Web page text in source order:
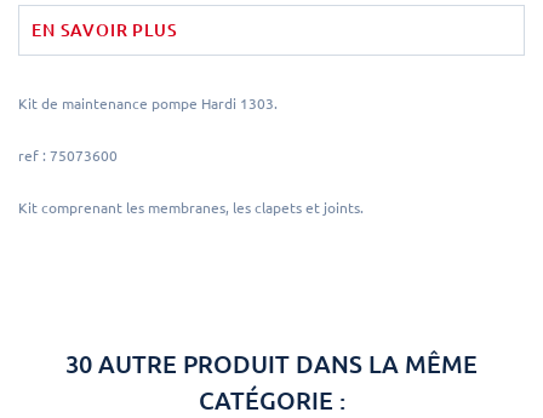
EN SAVOIR PLUS
Kit de maintenance pompe Hardi 1303.
ref : 75073600
Kit comprenant les membranes, les clapets et joints.
30 AUTRE PRODUIT DANS LA MÊME
CATÉGORIE :